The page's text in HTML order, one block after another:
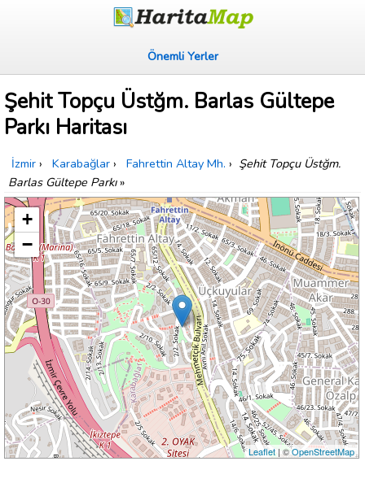
Önemli Yerler
Şehit Topçu Üstğm. Barlas Gültepe
Parkı Haritası
İzmir › Karabağlar › Fahrettin Altay Mh. › Şehit Topçu Üstğm.
Barlas Gültepe Parkı»
+
−
Leaflet| ©OpenStreetMap